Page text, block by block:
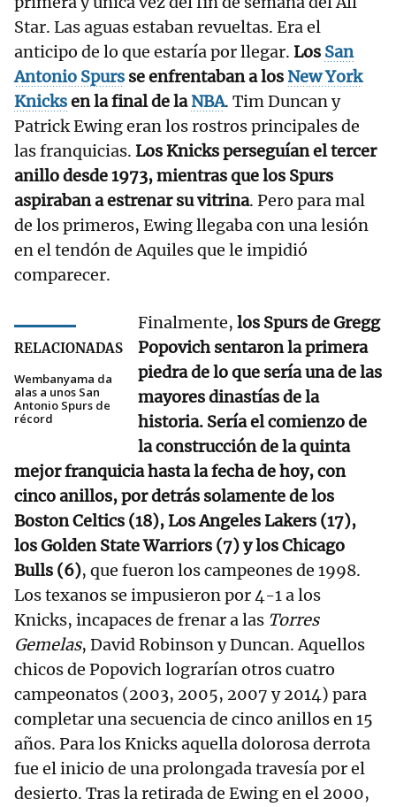
Star. Las aguas estaban revueltas. Era el
anticipo de lo que estaría por llegar. Los San
Antonio Spurs se enfrentaban a los New York
Knicksen la final de laNBA. Tim Duncan y
Patrick Ewing eran los rostros principales de
las franquicias. Los Knicks perseguían el tercer
anillo desde 1973, mientras que los Spurs
aspiraban a estrenar su vitrina. Pero para mal
de los primeros, Ewing llegaba con una lesión
en el tendón de Aquiles que le impidió
comparecer.
RELACIONADAS
Wembanyama da
alas a unos San
Antonio Spurs de
récord
Finalmente, los Spurs de Gregg
Popovich sentaron la primera
piedra de lo que sería una de las
mayores dinastías de la
historia. Sería el comienzo de
la construcción de la quinta
mejor franquicia hasta la fecha de hoy, con
cinco anillos, por detrás solamente de los
Boston Celtics (18), Los Angeles Lakers (17),
los Golden State Warriors (7) y los Chicago
Bulls (6), que fueron los campeones de 1998.
Los texanos se impusieron por 4-1 a los
Knicks, incapaces de frenar a las Torres
Gemelas, David Robinson y Duncan. Aquellos
chicos de Popovich lograrían otros cuatro
campeonatos (2003, 2005, 2007 y 2014) para
completar una secuencia de cinco anillos en 15
años. Para los Knicks aquella dolorosa derrota
fue el inicio de una prolongada travesía por el
desierto. Tras la retirada de Ewing en el 2000,